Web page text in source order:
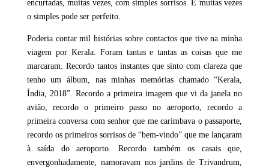
encurtadas, muitas vezes, com simples sorrisos. E muitas vezes
o simples pode ser perfeito.
Poderia contar mil histórias sobre contactos que tive na minha
viagem por Kerala. Foram tantas e tantas as coisas que me
marcaram. Recordo tantos instantes que sinto com clareza que
tenho um álbum, nas minhas memórias chamado “Kerala,
Índia, 2018”. Recordo a primeira imagem que vi da janela no
avião, recordo o primeiro passo no aeroporto, recordo a
primeira conversa com senhor que me carimbava o passaporte,
recordo os primeiros sorrisos de “bem-vindo” que me lançaram
à saída do aeroporto. Recordo também os casais que,
envergonhadamente, namoravam nos jardins de Trivandrum,